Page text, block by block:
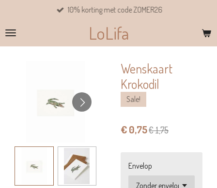
naar
de
LoLifa
10% korting met code ZOMER26
Wenskaart
Krokodil
Sale!
€ 0,75€ 1,75
Envelop